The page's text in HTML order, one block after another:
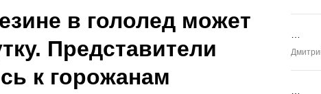
в гололед может
Представители
к горожанам